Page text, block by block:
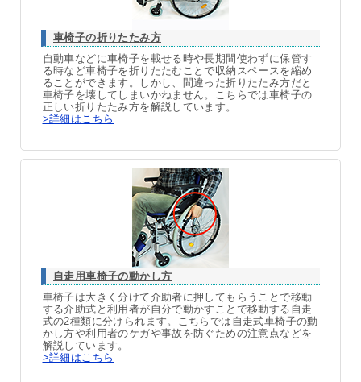
車椅子の折りたたみ方
自動車などに車椅子を載せる時や長期間使わずに保管す
る時など車椅子を折りたたむことで収納スペースを縮め
ることができます。しかし、間違った折りたたみ方だと
車椅子を壊してしまいかねません。こちらでは車椅子の
正しい折りたたみ方を解説しています。
>詳細はこちら
自走用車椅子の動かし方
車椅子は大きく分けて介助者に押してもらうことで移動
する介助式と利用者が自分で動かすことで移動する自走
式の2種類に分けられます。こちらでは自走式車椅子の動
かし方や利用者のケガや事故を防ぐための注意点などを
解説しています。
>詳細はこちら